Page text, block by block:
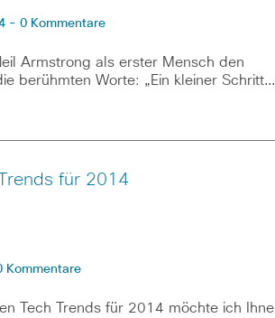
- 0 Kommentare
Armstrong als erster Mensch den
berühmten Worte: „Ein kleiner Schritt…
für 2014
Kommentare
Tech Trends für 2014 möchte ich